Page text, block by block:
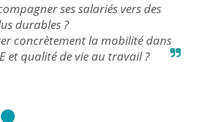
ses salariés vers des
durables ?
concrètement la mobilité dans
et qualité de vie au travail ?